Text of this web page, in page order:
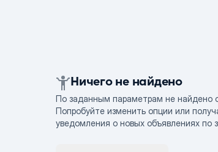
Ничего не найдено
По заданным параметрам не найдено
Попробуйте изменить опции или
уведомления о новых объявлениях по